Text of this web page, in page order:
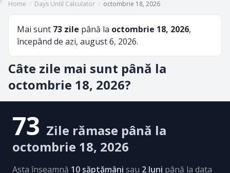
Home / Days Until Calculator / octombrie 18, 2026
Mai sunt 73 zile până la octombrie 18, 2026,
începând de azi, august 6, 2026.
Câte zile mai sunt până la
octombrie 18, 2026?
73 Zile rămase până la
octombrie 18, 2026
Asta înseamnă 10 săptămâni sau 2 luni până la data